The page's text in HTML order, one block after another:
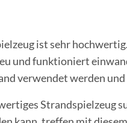
ist sehr
und funktioniert
verwendet werden
Strandspielzeug